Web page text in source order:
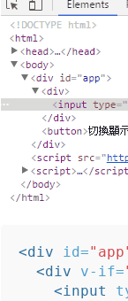
<div id=
<div
v-if=
<input